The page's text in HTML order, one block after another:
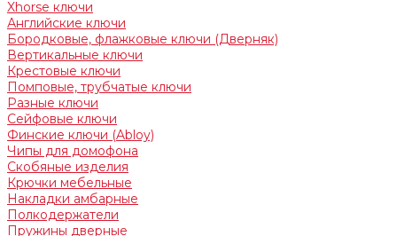
Xhorse ключи
Английские ключи
Бородковые, флажковые ключи (Дверняк)
Вертикальные ключи
Крестовые ключи
Помповые, трубчатые ключи
Разные ключи
Сейфовые ключи
Финские ключи (Abloy)
Чипы для домофона
Скобяные изделия
Крючки мебельные
Накладки амбарные
Полкодержатели
Пружины дверные